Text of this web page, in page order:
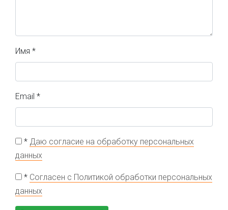
Имя *
Email *
* Даю согласие на обработку персональных
данных
* Согласен с Политикой обработки персональных
данных